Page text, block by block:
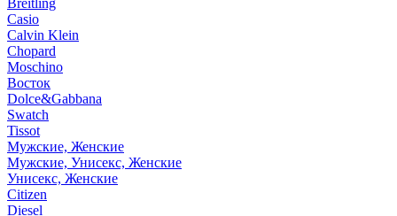
Breitling
Casio
Calvin Klein
Chopard
Moschino
Восток
Dolce&Gabbana
Swatch
Tissot
Мужские, Женские
Мужские, Унисекс, Женские
Унисекс, Женские
Citizen
Diesel